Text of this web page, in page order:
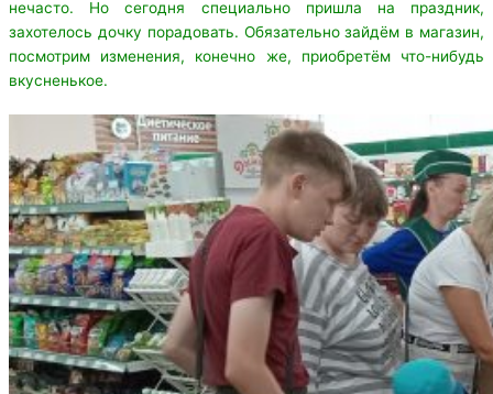
нечасто. Но сегодня специально пришла на праздник,
захотелось дочку порадовать. Обязательно зайдём в магазин,
посмотрим изменения, конечно же, приобретём что-нибудь
вкусненькое.